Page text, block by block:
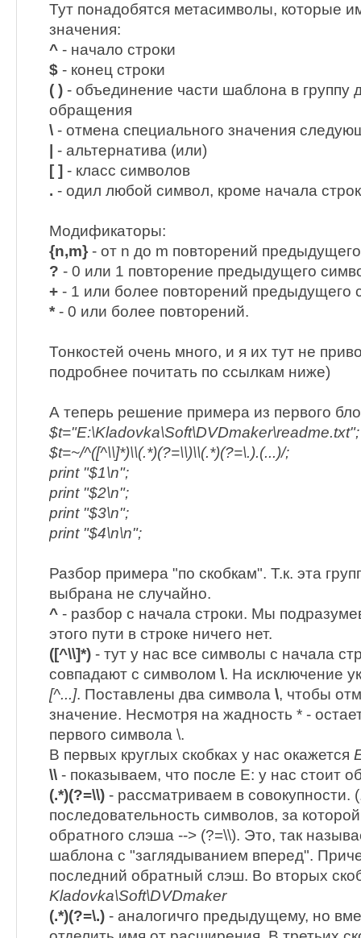
Тут понадобятся метасимволы, которые
значения:
^ - начало строки
$ - конец строки
( ) - объединение части шаблона в группу
обращения
\ - отмена специального значения
- альтернатива (или)
[ ] - класс символов
. - одил любой символ, кроме начала
Модификаторы:
{n,m} - от n до m повторений
? - 0 или 1 повторение предыдущего
+ - 1 или более повторений предыдущего
*- 0 или более повторений.
Тонкостей очень много, и я их тут не
подробнее почитать по ссылкам ниже)
А теперь решение примера из первого
$t="E:\Kladovka\Soft\DVDmaker\readme.txt";
$t=~/^([^\\]*)\\(.*)(?=\\)\\(.*)(?=\.).(...)/;
print "$1\n";
print "$2\n";
print "$3\n";
print "$4\n\n";
Разбор примера "по скобкам". Т.к. эта
выбрана не случайно.
^ - разбор с начала строки. Мы
этого пути в строке ничего нет.
([^\\]*) - тут у нас все символы с начала
совпадают с символом \. На исключение
[^...]. Поставлены два символа \, чтобы
значение. Несмотря на жадность * -
первого символа \.
В первых круглых скобках у нас окажется
\\ - показываем, что после E: у нас стоит
(.*)(?=\\) - рассматриваем в совокупности.
последовательность символов, за
обратного слэша --> (?=\\). Это, так
шаблона с "заглядыванием вперед".
последний обратный слэш. Во вторых
Kladovka\Soft\DVDmaker
(.*)(?=\.) - аналогичго предыдущему, но